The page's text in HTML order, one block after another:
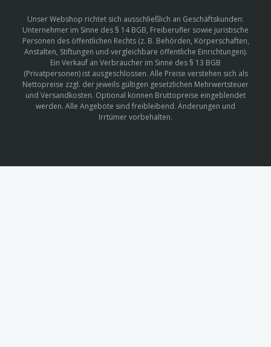
Unser Webshop richtet sich ausschließlich an Geschäftskunden:
Unternehmer im Sinne des § 14 BGB, Freiberufler sowie juristische
Personen des öffentlichen Rechts (z. B. Behörden, Körperschaften,
Anstalten, Stiftungen und vergleichbare öffentliche Einrichtungen).
Ein Verkauf an Verbraucher im Sinne des § 13 BGB
(Privatpersonen) ist ausgeschlossen. Alle Preise verstehen sich als
Nettopreise zzgl. der jeweils gültigen gesetzlichen Mehrwertsteuer
und Versandkosten. Optional können Bruttopreise eingeblendet
werden. Alle Angebote sind freibleibend. Änderungen und
Irrtümer vorbehalten.